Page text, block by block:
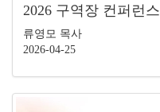
2026 구역장 컨퍼런스
류영모 목사
2026-04-25